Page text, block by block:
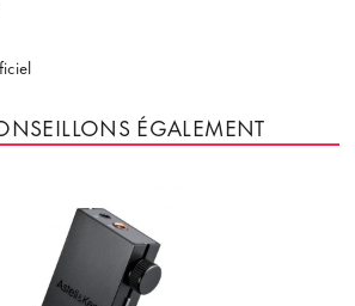
ÉGALEMENT